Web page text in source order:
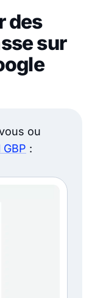
des
sur
ou
: